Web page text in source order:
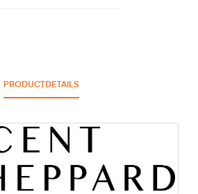
PRODUCTDETAILS